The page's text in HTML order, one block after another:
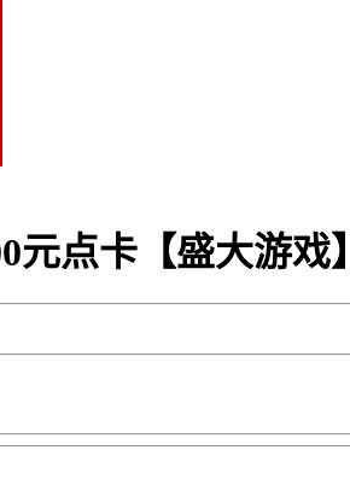
元点卡【盛大游戏